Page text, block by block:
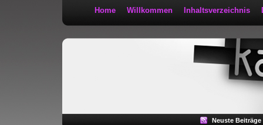
Home Willkommen Inhaltsverzeichnis
Neuste Beiträge